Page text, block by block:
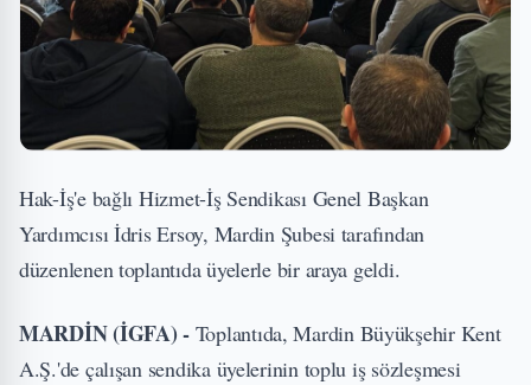
Hak-İş'e bağlı Hizmet-İş Sendikası Genel Başkan
Yardımcısı İdris Ersoy, Mardin Şubesi tarafından
düzenlenen toplantıda üyelerle bir araya geldi.
MARDİN (İGFA) -Toplantıda, Mardin Büyükşehir Kent
A.Ş.'de çalışan sendika üyelerinin toplu iş sözleşmesi